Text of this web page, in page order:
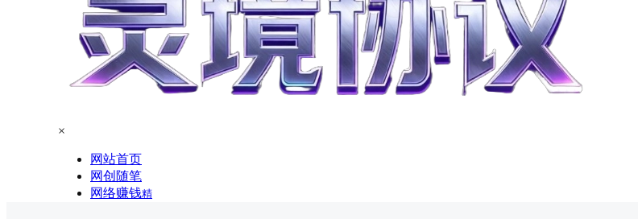
×
网站首页
网创随笔
网络赚钱精